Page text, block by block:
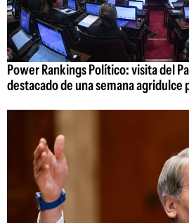
Power Rankings Político: visita del
destacado de una semana agridulce